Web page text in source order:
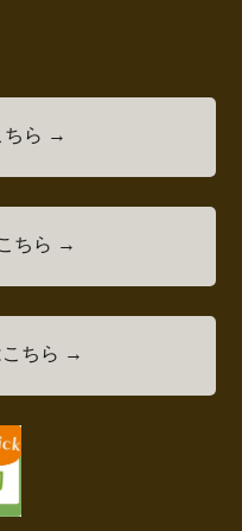
ちら →
ちら →
こちら →